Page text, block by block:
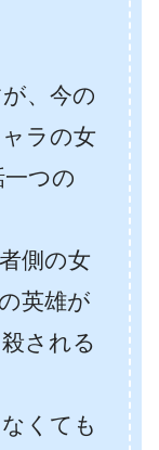
、今の
ラの女
つの
側の女
英雄が
される
くても